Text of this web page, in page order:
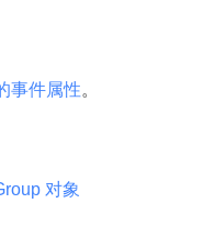
事件属性。
对象